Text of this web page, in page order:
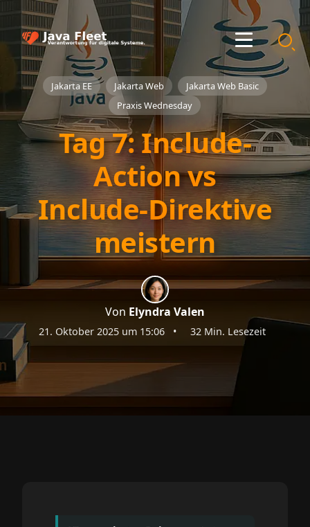
Jakarta EE Jakarta Web
Jakarta Web Basic
Praxis Wednesday
Tag 7: Include-
Action vs
Include-Direktive
meistern
Von Elyndra Valen
21. Oktober 2025 um 15:06 • 32 Min. Lesezeit